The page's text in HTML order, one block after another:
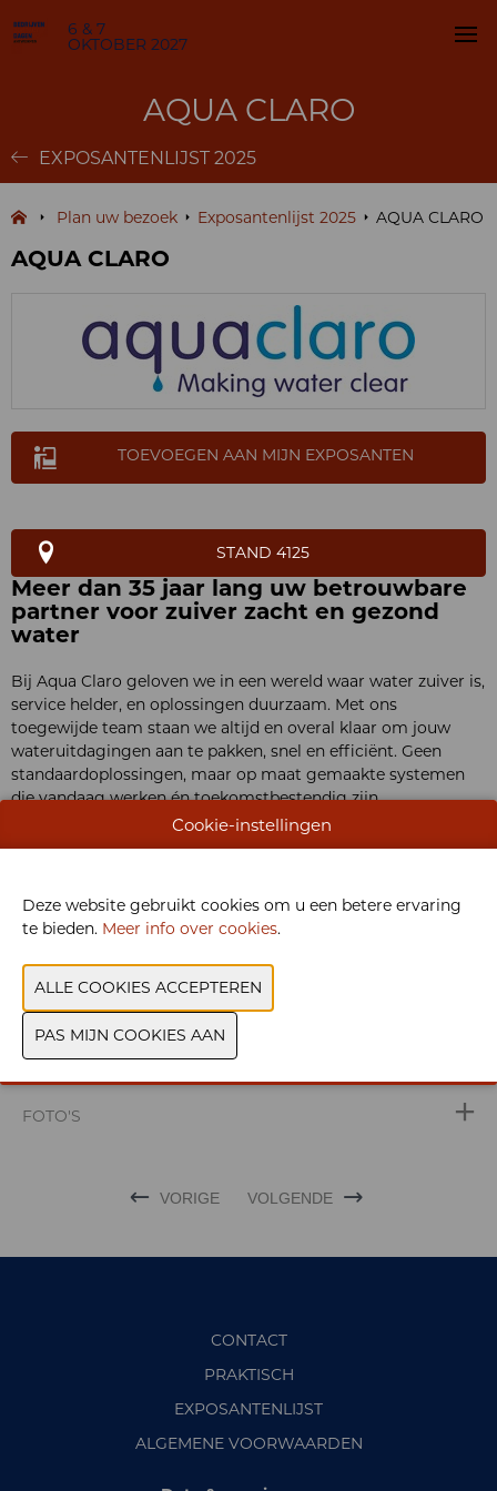
6 & 7
OKTOBER 2027
AQUA CLARO
EXPOSANTENLIJST 2025
Plan uw bezoek Exposantenlijst 2025 AQUA CLARO
AQUA CLARO
TOEVOEGEN AAN MIJN EXPOSANTEN
STAND 4125
Meer dan 35 jaar lang uw betrouwbare
partner voor zuiver zacht en gezond
water
Bij Aqua Claro geloven we in een wereld waar water zuiver is,
service helder, en oplossingen duurzaam. Met ons
toegewijde team staan we altijd en overal klaar om jouw
wateruitdagingen aan te pakken, snel en efficiënt. Geen
standaardoplossingen, maar op maat gemaakte systemen
die vandaag werken én toekomstbestendig zijn.
Samen maken we duurzaamheid niet alleen haalbaar, maar
WEBSITE CATALOGUS
FOTO'S
VORIGE VOLGENDE
CONTACT
PRAKTISCH
EXPOSANTENLIJST
ALGEMENE VOORWAARDEN
Cookie-instellingen
Deze website gebruikt cookies om u een betere ervaring
te bieden. Meer info over cookies.